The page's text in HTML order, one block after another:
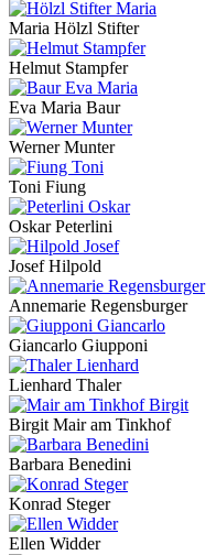
Maria Hölzl Stifter
Helmut Stampfer
Eva Maria Baur
Werner Munter
Toni Fiung
Oskar Peterlini
Josef Hilpold
Annemarie Regensburger
Giancarlo Giupponi
Lienhard Thaler
Birgit Mair am Tinkhof
Barbara Benedini
Konrad Steger
Ellen Widder